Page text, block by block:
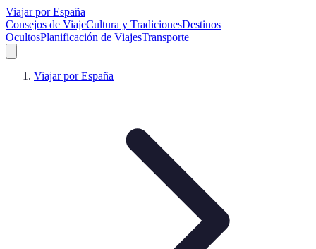
Viajar por España
Consejos de ViajeCultura y TradicionesDestinos
OcultosPlanificación de ViajesTransporte
Viajar por España